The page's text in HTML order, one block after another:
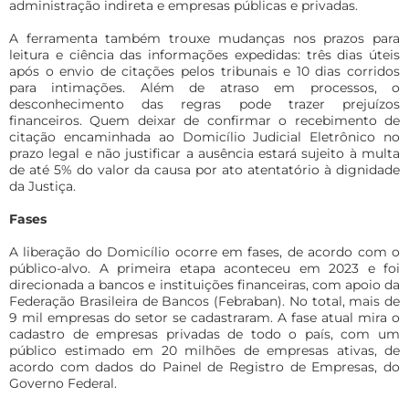
administração indireta e empresas públicas e privadas.
A ferramenta também trouxe mudanças nos prazos para
leitura e ciência das informações expedidas: três dias úteis
após o envio de citações pelos tribunais e 10 dias corridos
para intimações. Além de atraso em processos, o
desconhecimento das regras pode trazer prejuízos
financeiros. Quem deixar de confirmar o recebimento de
citação encaminhada ao Domicílio Judicial Eletrônico no
prazo legal e não justificar a ausência estará sujeito à multa
de até 5% do valor da causa por ato atentatório à dignidade
da Justiça.
Fases
A liberação do Domicílio ocorre em fases, de acordo com o
público-alvo. A primeira etapa aconteceu em 2023 e foi
direcionada a bancos e instituições financeiras, com apoio da
Federação Brasileira de Bancos (Febraban). No total, mais de
9 mil empresas do setor se cadastraram. A fase atual mira o
cadastro de empresas privadas de todo o país, com um
público estimado em 20 milhões de empresas ativas, de
acordo com dados do Painel de Registro de Empresas, do
Governo Federal.